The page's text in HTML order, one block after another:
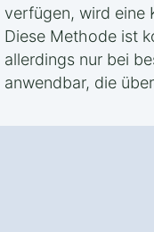
verfügen, wird eine
Diese Methode ist
allerdings nur bei
anwendbar, die